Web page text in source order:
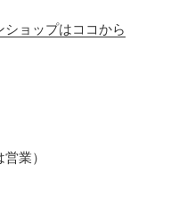
ョップはココから
業）